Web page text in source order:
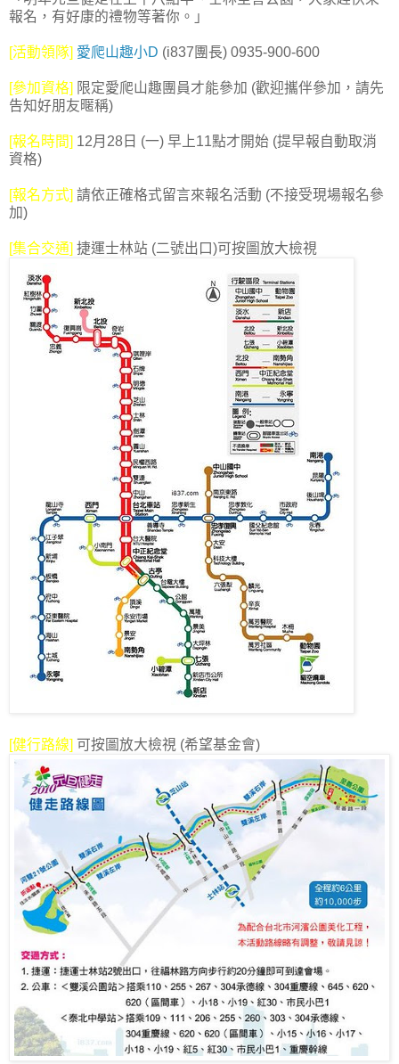
報名，有好康的禮物等著你。」
[活動領隊] 愛爬山趣小D (i837團長) 0935-900-600
[參加資格] 限定愛爬山趣團員才能參加 (歡迎攜伴參加，請先
告知好朋友暱稱)
[報名時間] 12月28日 (一) 早上11點才開始 (提早報自動取消
資格)
[報名方式] 請依正確格式留言來報名活動 (不接受現場報名參
加)
[集合交通] 捷運士林站 (二號出口)可按圖放大檢視
[健行路線] 可按圖放大檢視 (希望基金會)